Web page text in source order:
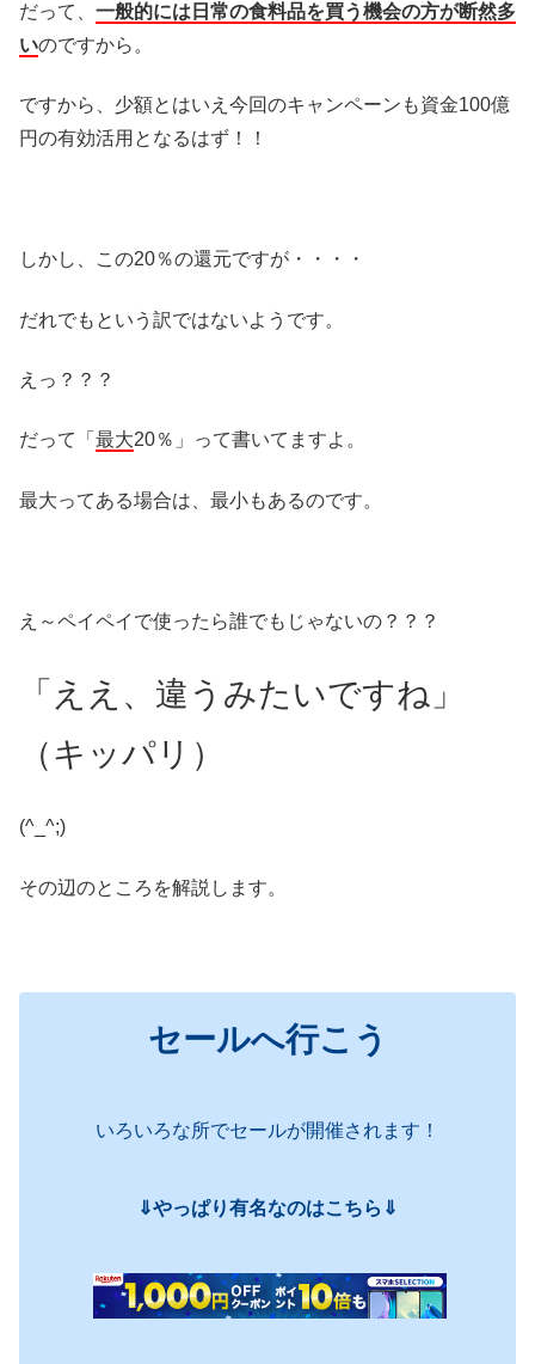
だって、 一般的には日常の食料品を買う機会の方が断然多
いのですから。
ですから、少額とはいえ今回のキャンペーンも資金100億
円の有効活用となるはず！！
しかし、この20％の還元ですが・・・・
だれでもという訳ではないようです。
えっ？？？
だって「 最大20％」って書いてますよ。
最大ってある場合は、最小もあるのです。
え～ペイペイで使ったら誰でもじゃないの？？？
「ええ、違うみたいですね」
（キッパリ）
(^_^;)
その辺のところを解説します。
セールへ行こう
いろいろな所でセールが開催されます！
⇓やっぱり有名なのはこちら⇓